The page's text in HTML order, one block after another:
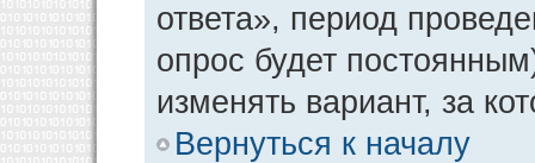
ответа», период
опрос будет
изменять вариант, за
Вернуться к началу